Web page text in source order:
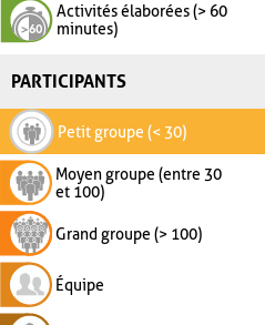
Activités élaborées (> 60
minutes)
PARTICIPANTS
Petit groupe (< 30)
Moyen groupe (entre 30
et 100)
Grand groupe (> 100)
Équipe